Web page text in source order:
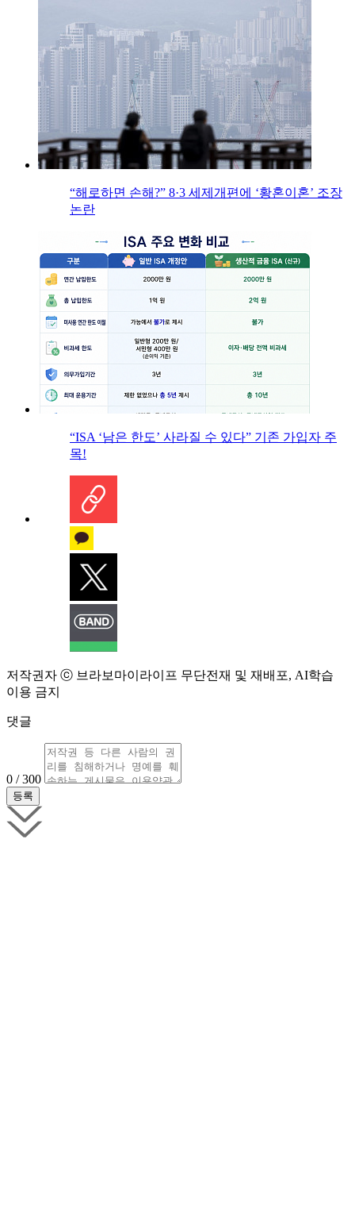
“해로하면 손해?” 8·3 세제개편에 ‘황혼이혼’ 조장
논란
“ISA ‘남은 한도’ 사라질 수 있다” 기존 가입자 주
목!
저작권자 ⓒ 브라보마이라이프 무단전재 및 재배포, AI학습
이용 금지
댓글
0 / 300